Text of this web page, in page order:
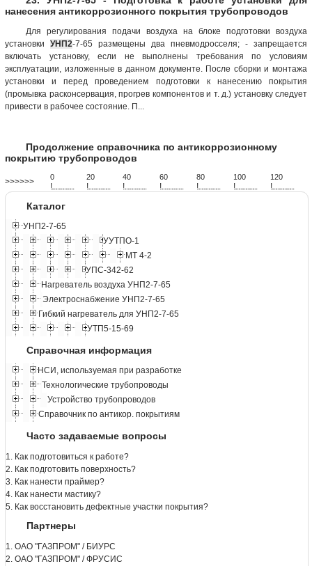
нанесения антикоррозионного покрытия трубопроводов
Для регулирования подачи воздуха на блоке подготовки воздуха
установки УНП2-7-65 размещены два пневмодросселя; - запрещается
включать установку, если не выполнены требования по условиям
эксплуатации, изложенные в данном документе. После сборки и монтажа
установки и перед проведением подготовки к нанесению покрытия
(промывка расконсервация, прогрев компонентов и т. д.) установку следует
привести в рабочее состояние. П...
Продолжение справочника по антикоррозионному
покрытию трубопроводов
>>>>>> 0
!...................
20
!...................
40
!...................
60
!...................
80
!...................
100
!...................
120
!...................
Каталог
УНП2-7-65
УУТПО-1
МТ 4-2
УПС-342-62
Нагреватель воздуха УНП2-7-65
Электроснабжение УНП2-7-65
Гибкий нагреватель для УНП2-7-65
УТП5-15-69
Справочная информация
НСИ, используемая при разработке
Технологические трубопроводы
Устройство трубопроводов
Справочник по антикор. покрытиям
Часто задаваемые вопросы
1. Как подготовиться к работе?
2. Как подготовить поверхность?
3. Как нанести праймер?
4. Как нанести мастику?
5. Как восстановить дефектные участки покрытия?
Партнеры
1. ОАО "ГАЗПРОМ" / БИУРС
2. ОАО "ГАЗПРОМ" / ФРУСИС